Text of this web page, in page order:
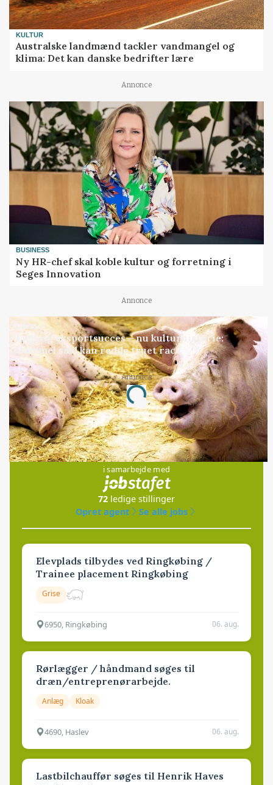
KULTUR
Australske landmænd tackler vandmangel og
klima: Det kan danske bedrifter lære
Annonce
BUSINESS
Ny HR-chef skal koble kultur og forretning i
Seges Innovation
Annonce
GRISE
Engang eksportsucces – nu kulturhistorie:
Gammel sæd kan redde truet race
Annonce
Loading...
Jobs
i samarbejde med
72 ledige stillinger
Opret agent
Se alle jobs
Elevplads tilbydes ved Ringkøbing /
Trainee placement Ringkøbing
Grise
6950, Ringkøbing 06. aug.
Rørlægger / håndmand søges til
dræn/entreprenørarbejde.
Anlæg Kloak
4690, Haslev 06. aug.
Lastbilchauffør søges til Henrik Haves